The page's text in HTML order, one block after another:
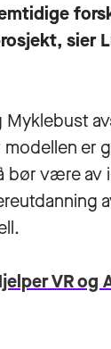
sier
Myklebust
er
bør være av
VR og